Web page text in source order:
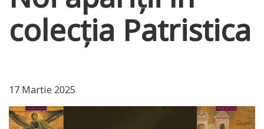
colecția Patristica
17 Martie 2025